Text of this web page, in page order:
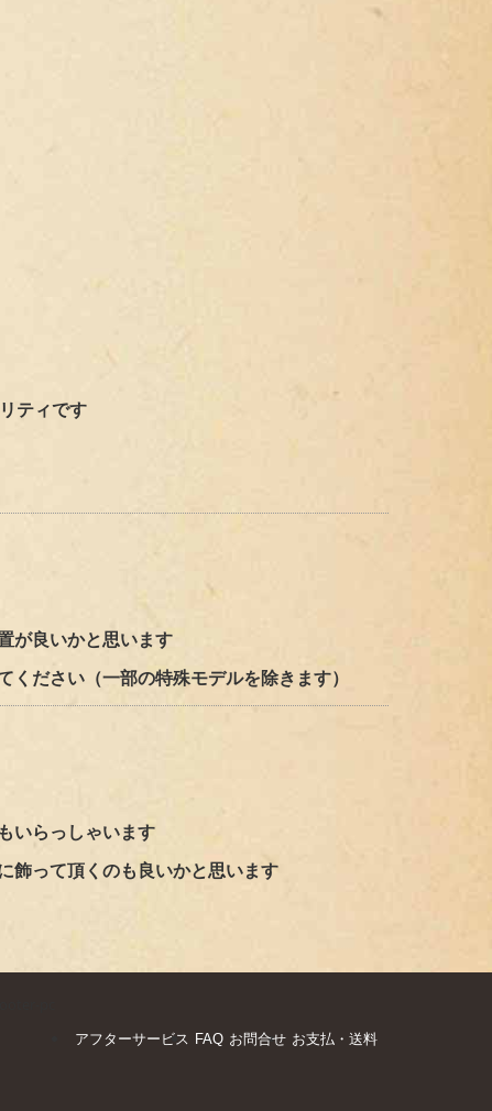
ティです
が良いかと思います
ださい（一部の特殊モデルを除きます）
いらっしゃいます
飾って頂くのも良いかと思います
お支払・送料
お問合せ
FAQ
アフターサービス